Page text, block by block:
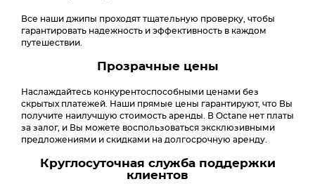
Все наши джипы проходят тщательную проверку, чтобы
гарантировать надежность и эффективность в каждом
путешествии.
Прозрачные цены
Наслаждайтесь конкурентоспособными ценами без
скрытых платежей. Наши прямые цены гарантируют, что Вы
получите наилучшую стоимость аренды. В Octane нет платы
за залог, и Вы можете воспользоваться эксклюзивными
предложениями и скидками на долгосрочную аренду.
Круглосуточная служба поддержки
клиентов